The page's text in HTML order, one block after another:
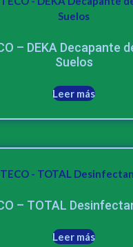
– DEKA Decapante
Suelos
Leer más
– TOTAL
Leer más